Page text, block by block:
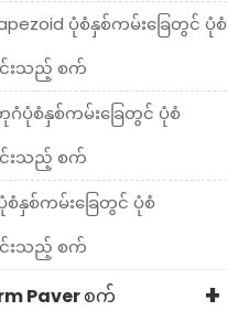
ပုံစံနှစ်ကမ်းခြေတွင် ပုံစံ
သည့် စက်
ဂံပုံစံနှစ်ကမ်းခြေတွင် ပုံစံ
သည့် စက်
စံနှစ်ကမ်းခြေတွင် ပုံစံ
သည့် စက်
Paver စက်